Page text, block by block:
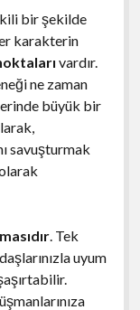
bir şekilde
karakterin
vardır.
ne zaman
büyük bir
savuşturmak
. Tek
uyum